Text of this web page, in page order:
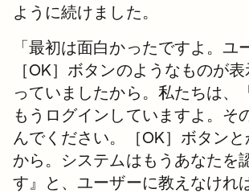
ように続けました。
「最初は面白かったですよ。ユ
［OK］ボタンのようなものが
っていましたから。私たちは、
もうログインしていますよ。そ
んでください。［OK］ボタン
から。システムはもうあなたを
す』と、ユーザーに教えなけれ